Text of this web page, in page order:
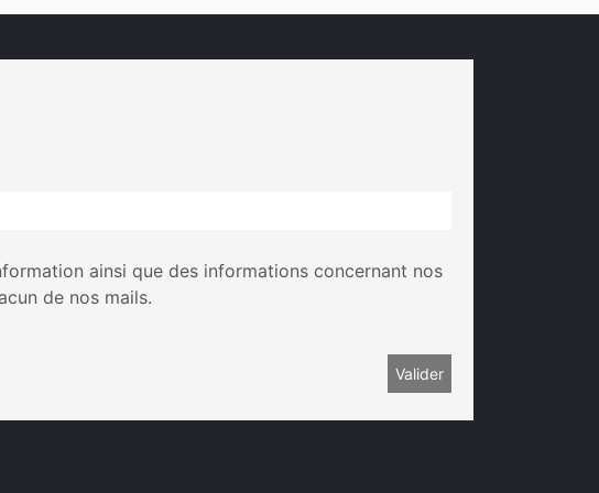
ainsi que des informations concernant nos
de nos mails.